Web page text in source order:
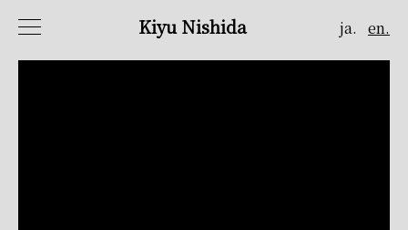
Kiyu Nishida ja. en.